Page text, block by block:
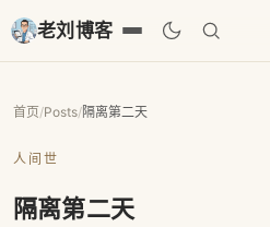
老刘博客
首页/Posts/隔离第二天
人间世
隔离第二天